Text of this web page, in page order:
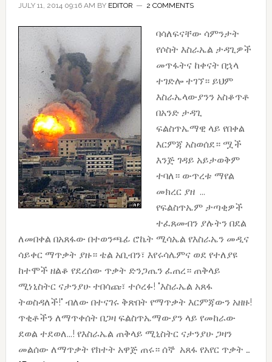
JULY 11, 2014 09:16 AM BY EDITOR 2 COMMENTS
ባሳለፍናቸው ሳምንታት
የሶስት እስራኤል ታዳጊዎች
መጥፋትና ከቀናት በኋላ
ተገድሎ ተገኘ። ይህም
እስራኤላውያንን አስቆጥቶ
በአንድ ታዳጊ
ፍልስጥኤማዊ ላይ የበቀል
እርምጃ አስወሰደ። ሟች
እንጅ ገዳይ አይታወቅም
ተባለ። ውጥረቱ ማየል
መክረር ያዘ ...
የፍልስጥኤም ታጣቂዎች
ተፈጸመብን ያሉትን በደል
ለመበቀል በአጸፋው በተወንጫፊ ሮኬት ሚሳኤል የእስራኤን መዲና
ሳይቀር ማጥቃት ያዙ። ቴል አቢብን፣ እየሩሳሌምና ወደ የተለያዩ
ከተሞች ዘልቆ የደረሰው ጥቃት ድንጋጤን ፈጠረ። ጠቅላይ
ሚነኒስትር ናታንያሁ ተበሳጩ፣ ተሶረፉ! "እስራኤል አጸፋ
ትወስዳለች!" ብለው በተናገሩ ቅጽበት የማጥቃት እርምጃውን አዘዙ!
ጥቂቶችን ለማጥቀሰት በጋዛ ፍልስጥኤማውያን ላይ የመከራው
ደወል ተደወለ...! የእስራኤል ጠቅላይ ሚኒስትር ናታንያሁ ጋዛን
መልሰው ለማጥቃት የክተት አዋጅ ጠሩ። ሰኞ አጸፋ የአየር ጥቃት …